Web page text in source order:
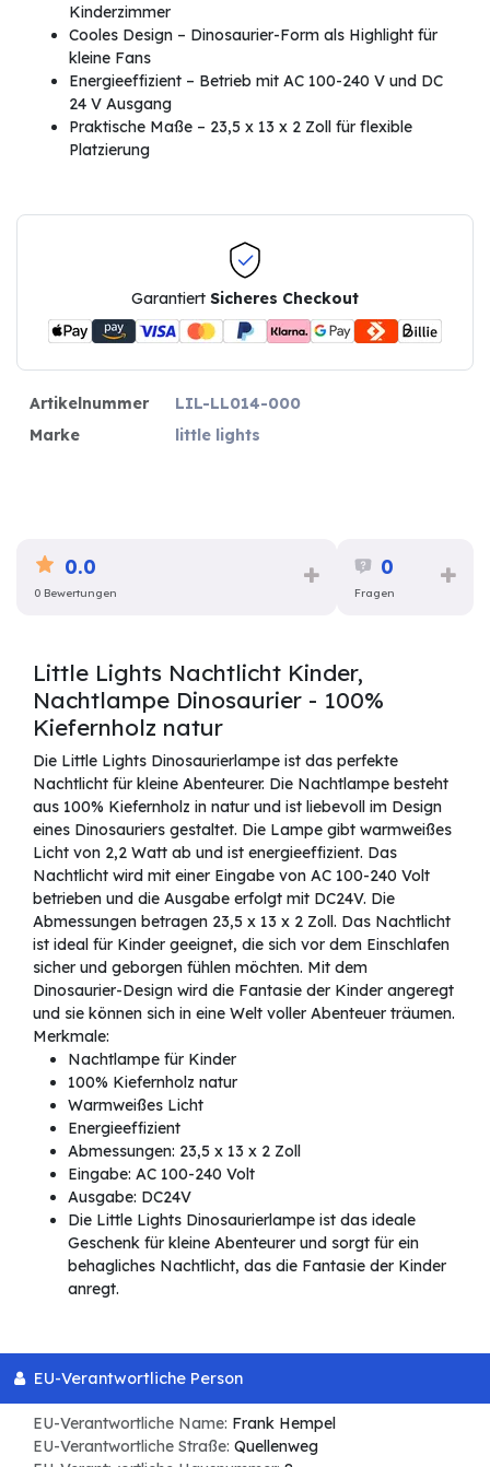
Kinderzimmer
Cooles Design – Dinosaurier-Form als Highlight für
kleine Fans
Energieeffizient – Betrieb mit AC 100-240 V und DC
24 V Ausgang
Praktische Maße – 23,5 x 13 x 2 Zoll für flexible
Platzierung
Garantiert Sicheres Checkout
Artikelnummer
LIL-LL014-000
Marke
little lights
0.0
0 Bewertungen
0
Fragen
Little Lights Nachtlicht Kinder,
Nachtlampe Dinosaurier - 100%
Kiefernholz natur
Die Little Lights Dinosaurierlampe ist das perfekte
Nachtlicht für kleine Abenteurer. Die Nachtlampe besteht
aus 100% Kiefernholz in natur und ist liebevoll im Design
eines Dinosauriers gestaltet. Die Lampe gibt warmweißes
Licht von 2,2 Watt ab und ist energieeffizient. Das
Nachtlicht wird mit einer Eingabe von AC 100-240 Volt
betrieben und die Ausgabe erfolgt mit DC24V. Die
Abmessungen betragen 23,5 x 13 x 2 Zoll. Das Nachtlicht
ist ideal für Kinder geeignet, die sich vor dem Einschlafen
sicher und geborgen fühlen möchten. Mit dem
Dinosaurier-Design wird die Fantasie der Kinder angeregt
und sie können sich in eine Welt voller Abenteuer träumen.
Merkmale:
Nachtlampe für Kinder
100% Kiefernholz natur
Warmweißes Licht
Energieeffizient
Abmessungen: 23,5 x 13 x 2 Zoll
Eingabe: AC 100-240 Volt
Ausgabe: DC24V
Die Little Lights Dinosaurierlampe ist das ideale
Geschenk für kleine Abenteurer und sorgt für ein
behagliches Nachtlicht, das die Fantasie der Kinder
anregt.
EU-Verantwortliche Person
EU-Verantwortliche Name: Frank Hempel
EU-Verantwortliche Straße: Quellenweg